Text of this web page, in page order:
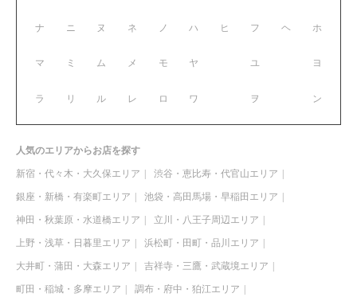
ナ ニ ヌ ネ ノ
マ ミ ム メ モ
ラ リ ル レ ロ
ハ ヒ フ ヘ ホ
ヤ ユ ヨ
ワ ヲ ン
人気のエリアからお店を探す
新宿・代々木・大久保エリア 渋谷・恵比寿・代官山エリア
銀座・新橋・有楽町エリア 池袋・高田馬場・早稲田エリア
神田・秋葉原・水道橋エリア 立川・八王子周辺エリア
上野・浅草・日暮里エリア 浜松町・田町・品川エリア
大井町・蒲田・大森エリア 吉祥寺・三鷹・武蔵境エリア
町田・稲城・多摩エリア 調布・府中・狛江エリア